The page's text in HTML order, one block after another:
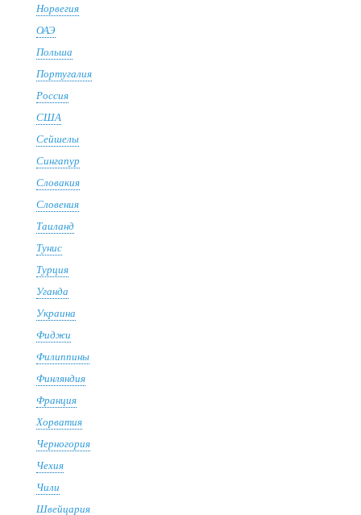
Норвегия
ОАЭ
Польша
Португалия
Россия
США
Сейшелы
Сингапур
Словакия
Словения
Таиланд
Тунис
Турция
Уганда
Украина
Фиджи
Филиппины
Финляндия
Франция
Хорватия
Черногория
Чехия
Чили
Швейцария